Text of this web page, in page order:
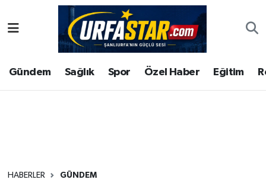
Gündem Sağlık Spor Özel Haber Eğitim
HABERLER GÜNDEM
ASAYİS
ÇEVRE
Şanlıurfa Nöbetçi Eczaneler
Şanlıurfa Hava Durumu